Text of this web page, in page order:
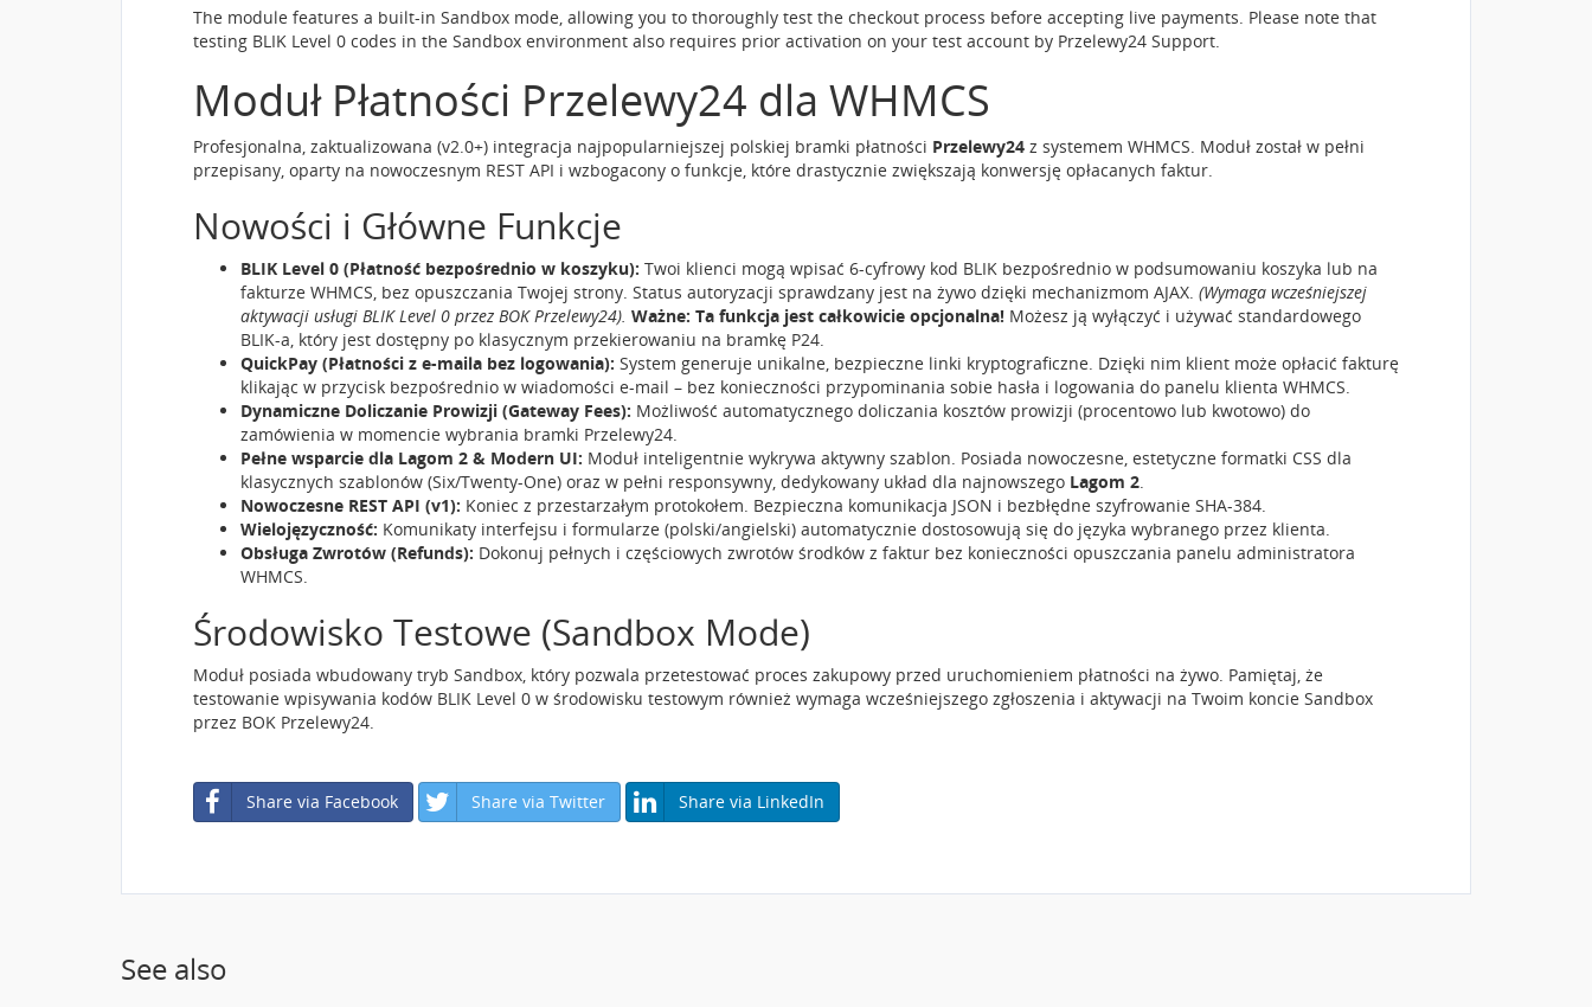
The module features a built-in Sandbox mode, allowing you to thoroughly test the checkout process before accepting live payments. Please note that
testing BLIK Level 0 codes in the Sandbox environment also requires prior activation on your test account by Przelewy24 Support.
Moduł Płatności Przelewy24 dla WHMCS
Profesjonalna, zaktualizowana (v2.0+) integracja najpopularniejszej polskiej bramki płatności Przelewy24 z systemem WHMCS. Moduł został w pełni
przepisany, oparty na nowoczesnym REST API i wzbogacony o funkcje, które drastycznie zwiększają konwersję opłacanych faktur.
Nowości i Główne Funkcje
BLIK Level 0 (Płatność bezpośrednio w koszyku): Twoi klienci mogą wpisać 6-cyfrowy kod BLIK bezpośrednio w podsumowaniu koszyka lub na
fakturze WHMCS, bez opuszczania Twojej strony. Status autoryzacji sprawdzany jest na żywo dzięki mechanizmom AJAX. (Wymaga wcześniejszej
aktywacji usługi BLIK Level 0 przez BOK Przelewy24). Ważne: Ta funkcja jest całkowicie opcjonalna! Możesz ją wyłączyć i używać standardowego
BLIK-a, który jest dostępny po klasycznym przekierowaniu na bramkę P24.
QuickPay (Płatności z e-maila bez logowania): System generuje unikalne, bezpieczne linki kryptograficzne. Dzięki nim klient może opłacić fakturę
klikając w przycisk bezpośrednio w wiadomości e-mail – bez konieczności przypominania sobie hasła i logowania do panelu klienta WHMCS.
Dynamiczne Doliczanie Prowizji (Gateway Fees): Możliwość automatycznego doliczania kosztów prowizji (procentowo lub kwotowo) do
zamówienia w momencie wybrania bramki Przelewy24.
Pełne wsparcie dla Lagom 2 & Modern UI: Moduł inteligentnie wykrywa aktywny szablon. Posiada nowoczesne, estetyczne formatki CSS dla
klasycznych szablonów (Six/Twenty-One) oraz w pełni responsywny, dedykowany układ dla najnowszego Lagom 2.
Nowoczesne REST API (v1): Koniec z przestarzałym protokołem. Bezpieczna komunikacja JSON i bezbłędne szyfrowanie SHA-384.
Wielojęzyczność: Komunikaty interfejsu i formularze (polski/angielski) automatycznie dostosowują się do języka wybranego przez klienta.
Obsługa Zwrotów (Refunds): Dokonuj pełnych i częściowych zwrotów środków z faktur bez konieczności opuszczania panelu administratora
WHMCS.
Środowisko Testowe (Sandbox Mode)
Moduł posiada wbudowany tryb Sandbox, który pozwala przetestować proces zakupowy przed uruchomieniem płatności na żywo. Pamiętaj, że
testowanie wpisywania kodów BLIK Level 0 w środowisku testowym również wymaga wcześniejszego zgłoszenia i aktywacji na Twoim koncie Sandbox
przez BOK Przelewy24.
Share via Facebook Share via Twitter Share via LinkedIn
See also